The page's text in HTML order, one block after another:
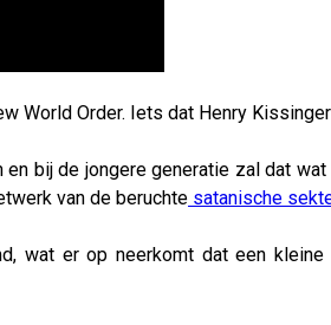
World Order. Iets dat Henry
en bij de jongere generatie zal dat
van de beruchte satanische
wat er op neerkomt dat een